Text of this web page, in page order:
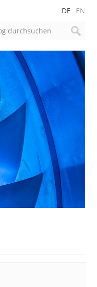
DE EN